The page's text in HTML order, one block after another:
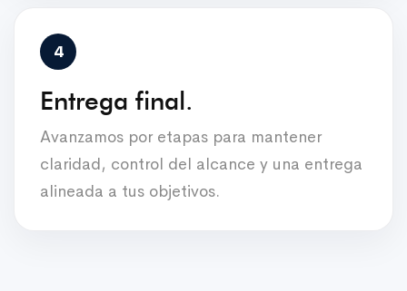
Entrega final.
Avanzamos por etapas para mantener
claridad, control del alcance y una entrega
alineada a tus objetivos.